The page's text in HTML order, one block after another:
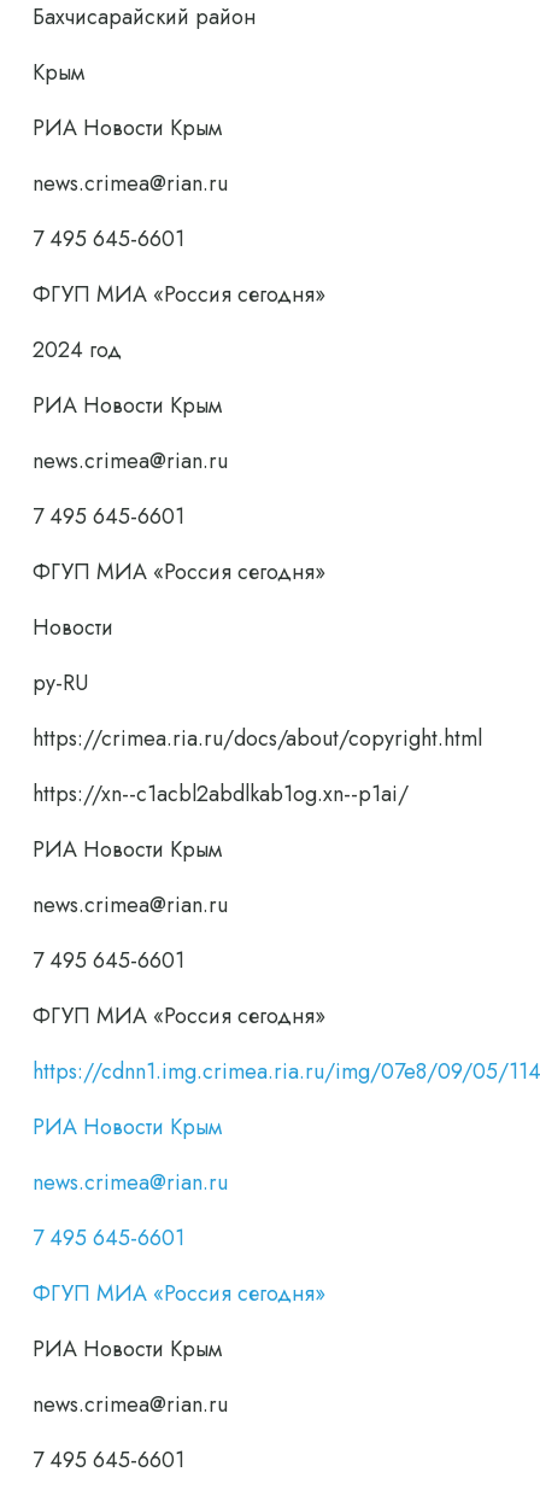
Бахчисарайский район
Крым
РИА Новости Крым
news.crimea@rian.ru
7 495 645-6601
ФГУП МИА «Россия сегодня»
2024 год
РИА Новости Крым
news.crimea@rian.ru
7 495 645-6601
ФГУП МИА «Россия сегодня»
Новости
ру-RU
https://crimea.ria.ru/docs/about/copyright.html
https://xn--c1acbl2abdlkab1og.xn--p1ai/
РИА Новости Крым
news.crimea@rian.ru
7 495 645-6601
ФГУП МИА «Россия сегодня»
https://cdnn1.img.crimea.ria.ru/img/07e8/09/05/
РИА Новости Крым
news.crimea@rian.ru
7 495 645-6601
ФГУП МИА «Россия сегодня»
РИА Новости Крым
news.crimea@rian.ru
7 495 645-6601